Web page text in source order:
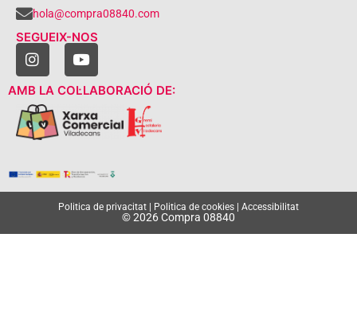
hola@compra08840.com
SEGUEIX-NOS
AMB LA COL·LABORACIÓ DE:
Politica de privacitat | Politica de cookies | Accessibilitat
© 2026 Compra 08840